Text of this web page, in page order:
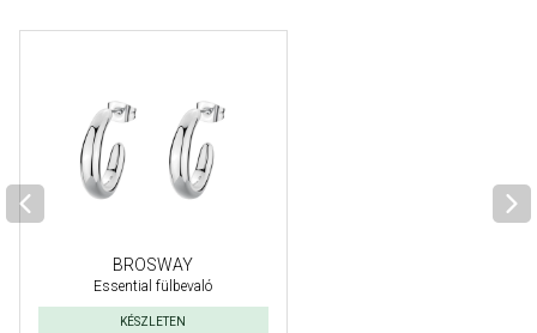
BROSWAY
Essential fülbevaló
KÉSZLETEN